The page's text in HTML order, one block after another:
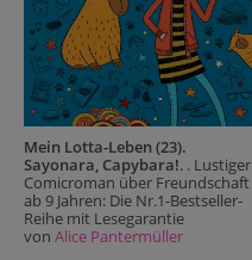
Mein Lotta-Leben (23).
Sayonara, Capybara!. . Lustiger
Comicroman über Freundschaft
ab 9 Jahren: Die Nr.1-Bestseller-
Reihe mit Lesegarantie
von Alice Pantermüller